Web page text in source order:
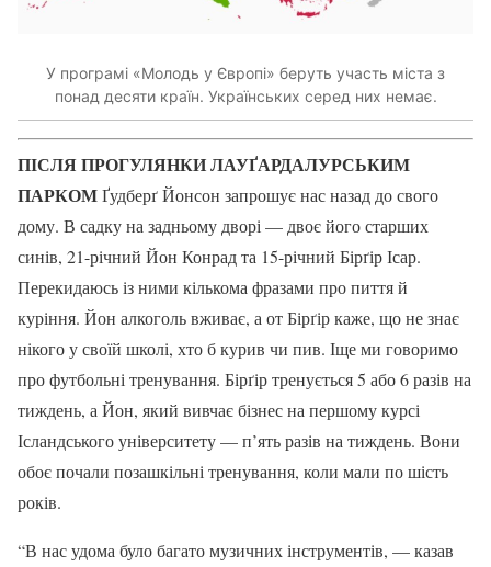
У програмі «Молодь у Європі» беруть участь міста з
понад десяти країн. Українських серед них немає.
ПІСЛЯ ПРОГУЛЯНКИ ЛАУҐАРДАЛУРСЬКИМ
ПАРКОМҐудберґ Йонсон запрошує нас назад до свого
дому. В садку на задньому дворі — двоє його старших
синів, 21-річний Йон Конрад та 15-річний Бірґір Ісар.
Перекидаюсь із ними кількома фразами про пиття й
куріння. Йон алкоголь вживає, а от Бірґір каже, що не знає
нікого у своїй школі, хто б курив чи пив. Іще ми говоримо
про футбольні тренування. Бірґір тренується 5 або 6 разів на
тиждень, а Йон, який вивчає бізнес на першому курсі
Ісландського університету — п’ять разів на тиждень. Вони
обоє почали позашкільні тренування, коли мали по шість
років.
“В нас удома було багато музичних інструментів, — казав